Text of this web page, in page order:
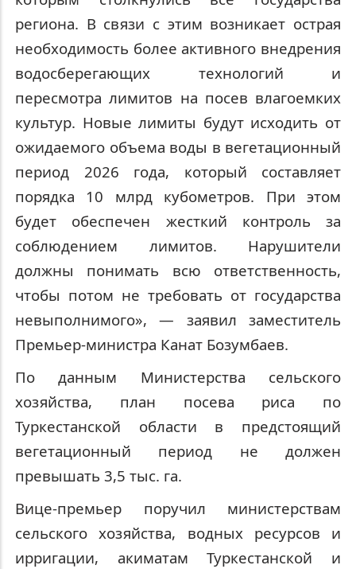
региона. В связи с этим возникает острая
необходимость более активного внедрения
водосберегающих технологий и
пересмотра лимитов на посев влагоемких
культур. Новые лимиты будут исходить от
ожидаемого объема воды в вегетационный
период 2026 года, который составляет
порядка 10 млрд кубометров. При этом
будет обеспечен жесткий контроль за
соблюдением лимитов. Нарушители
должны понимать всю ответственность,
чтобы потом не требовать от государства
невыполнимого»,— заявил заместитель
Премьер-министра Канат Бозумбаев.
По данным Министерства сельского
хозяйства, план посева риса по
Туркестанской области в предстоящий
вегетационный период не должен
превышать 3,5 тыс. га.
Вице-премьер поручил министерствам
сельского хозяйства, водных ресурсов и
ирригации, акиматам Туркестанской и